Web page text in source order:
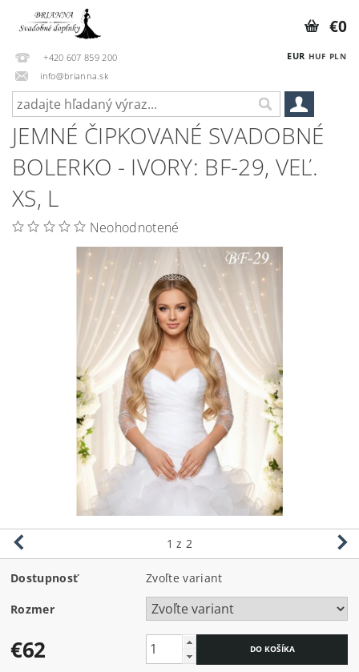
+420 607 859 200
info@brianna.sk
EUR HUF PLN
€0
JEMNÉ ČIPKOVANÉ SVADOBNÉ
BOLERKO - IVORY: BF-29, VEĽ.
XS, L
Neohodnotené
1 z 2
Dostupnosť Zvoľte variant
Rozmer
€62